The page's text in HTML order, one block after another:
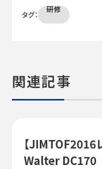
タグ：
研修
関連記事
【JIMTOF2016
Walter DC170